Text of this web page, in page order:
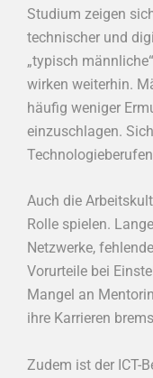
Studium zeigen
technischer und
„typisch
wirken weiterhin.
häufig weniger
einzuschlagen.
Auch die
Rolle spielen.
Netzwerke,
Vorurteile bei
Mangel an
ihre Karrieren
Zudem ist der ICT-